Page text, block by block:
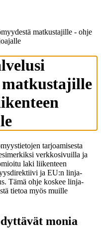
matkustajille - ohje
matkustajille
tarjoamisesta
verkkosivuilla ja
laki liikenteen
ja EU:n linja-
Tämä ohje koskee linja-
tietoa myös muille
monia